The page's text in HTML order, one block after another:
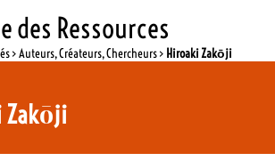
des Ressources
> Auteurs, Créateurs, Chercheurs > Hiroaki Zakōji
Zakōji